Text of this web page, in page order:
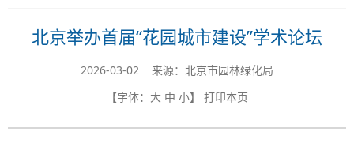
北京举办首届“花园城市建设”学术论坛
2026-03-02 来源：北京市园林绿化局
【字体： 大 中 小】 打印本页